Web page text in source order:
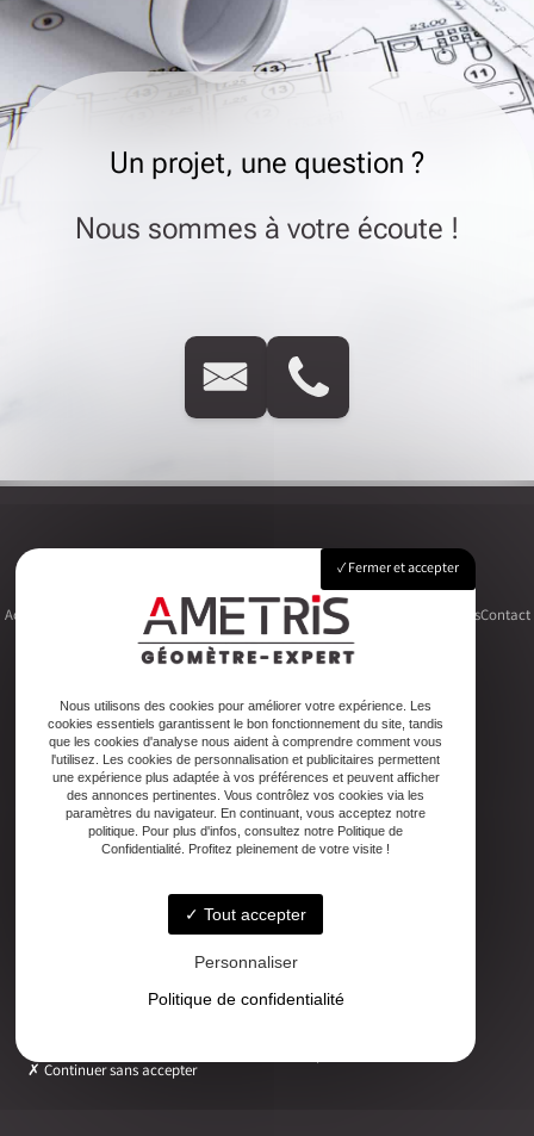
Un projet, une question ?
Nous sommes à votre écoute !
Accueil FoncierUrbanismeCopropriétéTopographie Autres activitésContact
Adresse
2ter Cour Xavier Moreau, 33720 Podensac
Téléphone
05 56 27 26 08
Email
ludovic.chiarami@geometre-expert.fr
Lundi - Vendredi : 08:30–12:30 / 13:30–18:00
Fermer et accepter
Nous utilisons des cookies pour améliorer votre expérience. Les
cookies essentiels garantissent le bon fonctionnement du site, tandis
que les cookies d'analyse nous aident à comprendre comment vous
l'utilisez. Les cookies de personnalisation et publicitaires permettent
une expérience plus adaptée à vos préférences et peuvent afficher
des annonces pertinentes. Vous contrôlez vos cookies via les
paramètres du navigateur. En continuant, vous acceptez notre
politique. Pour plus d'infos, consultez notre Politique de
Confidentialité. Profitez pleinement de votre visite !
Tout accepter
Personnaliser
Politique de confidentialité
Continuer sans accepter